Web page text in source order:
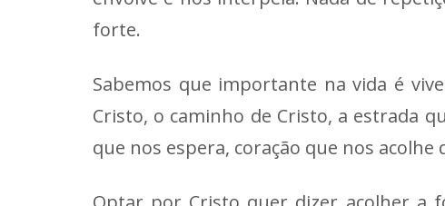
forte.
Sabemos que importante na vida é
Cristo, o caminho de Cristo, a estrada
que nos espera, coração que nos